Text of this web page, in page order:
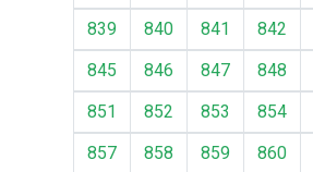
839 840 841 842
845
846 847 848
851
852 853 854
857
858 859 860